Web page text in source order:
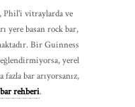
Phil'i vitraylarda ve
yere basan rock bar,
Bir Guinness
yerel
bar arıyorsanız,
rehberi.